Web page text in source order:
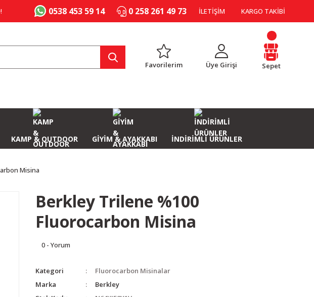
0538 453 59 14 0 258 261 49 73 İLETİŞİM KARGO TAKİBİ
Favorilerim Üye Girişi Sepet
KAMP & OUTDOOR GİYİM & AYAKKABI İNDİRİMLİ ÜRÜNLER
Misina
Berkley Trilene %100
Fluorocarbon Misina
0 - Yorum
Kategori
Fluorocarbon Misinalar
Marka
Berkley